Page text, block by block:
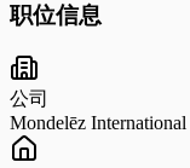
职位信息
公司
Mondelēz International